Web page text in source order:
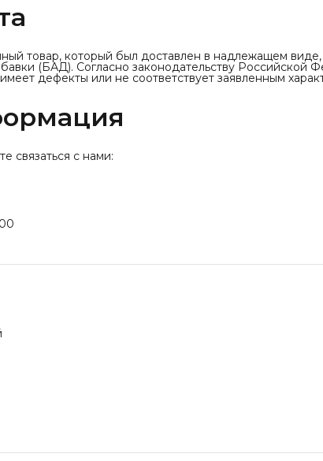
товар, который был доставлен в надлежащем виде,
(БАД). Согласно законодательству Российской
дефекты или не соответствует заявленным
связаться с нами: